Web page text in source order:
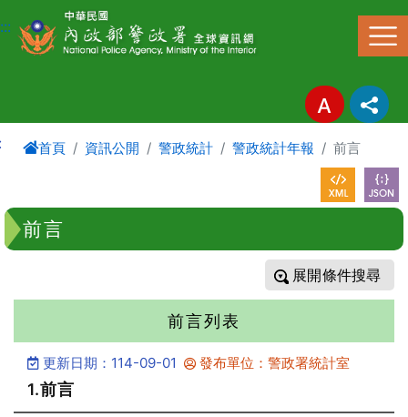
進入內容區塊
:::
首頁 資訊公開 警政統計 警政統計年報 前言
前言
條件搜尋
前言列表
更新日期：114-09-01 發布單位：警政署統計室
1.前言